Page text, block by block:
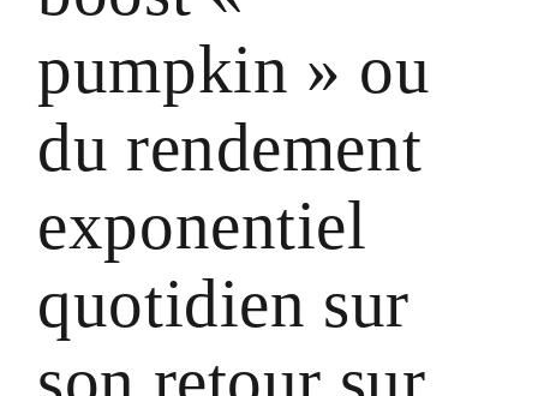
pumpkin » ou
du rendement
exponentiel
quotidien sur